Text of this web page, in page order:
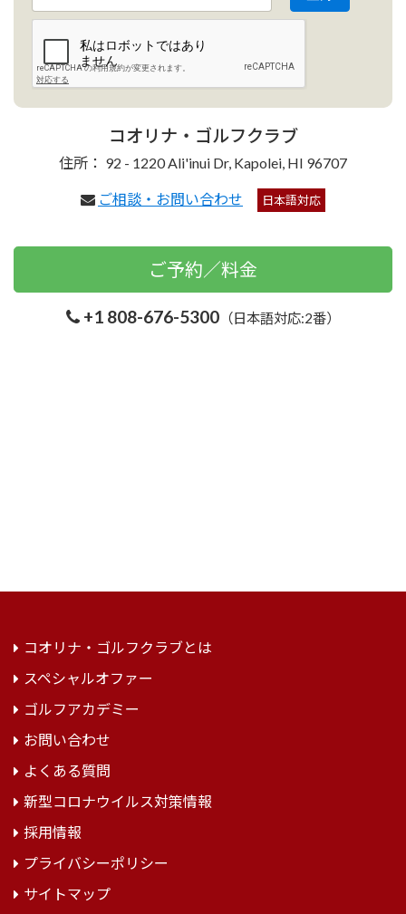
コオリナ・ゴルフクラブ
住所： 92 - 1220 Ali'inui Dr, Kapolei, HI 96707
ご相談・お問い合わせ 日本語対応
ご予約／料金
+1 808-676-5300 （日本語対応:2番）
コオリナ・ゴルフクラブとは
スペシャルオファー
ゴルフアカデミー
お問い合わせ
よくある質問
新型コロナウイルス対策情報
採用情報
プライバシーポリシー
サイトマップ